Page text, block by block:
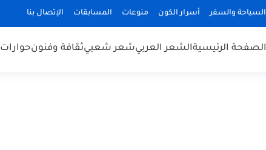
السياحة والسفر أسرار الكون منوعات المسابقات الإتصال بنا
الصفحة الرئيسيةالشعر العربيشعر شعبيثقافة وفنونحوارات